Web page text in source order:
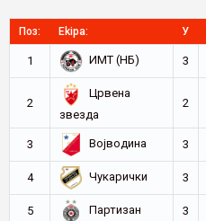
Поз: Ekipa: У
1 ИМТ (НБ) 3
2
Црвена
звезда
2
3 Војводина 3
4 Чукарички 3
5 Партизан 3